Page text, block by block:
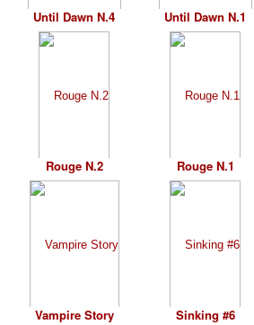
Until Dawn N.4 Until Dawn N.1
Rouge N.2 Rouge N.1
Vampire Story Sinking #6